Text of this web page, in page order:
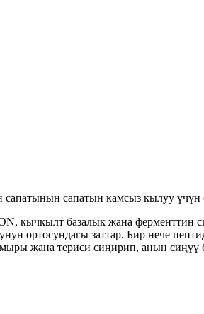
сапатын камсыз кылуу үчүн
кычкылт базалык жана
ортосундагы заттар. Бир нече
жана териси сиңирип, анын сиңүү